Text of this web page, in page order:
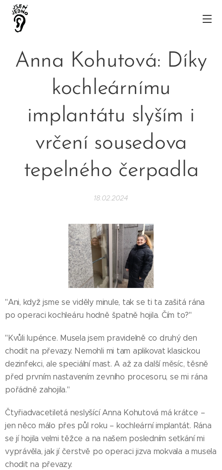
Anna Kohutová: Díky
kochleárnímu
implantátu slyším i
vrčení sousedova
tepelného čerpadla
18.02.2024
"Ani, když jsme se viděly minule, tak se ti ta zašitá rána
po operaci kochleáru hodně špatně hojila. Čím to?"
"Kvůli lupénce. Musela jsem pravidelně co druhý den
chodit na převazy. Nemohli mi tam aplikovat klasickou
dezinfekci, ale speciální mast. A až za další měsíc, těsně
před prvním nastavením zevního procesoru, se mi rána
pořádně zahojila."
Čtyřiadvacetiletá neslyšící Anna Kohutová má krátce –
jen něco málo přes půl roku – kochleární implantát. Rána
se jí hojila velmi těžce a na našem posledním setkání mi
vyprávěla, jak jí čerstvě po operaci jizva mokvala a musela
chodit na převazy.